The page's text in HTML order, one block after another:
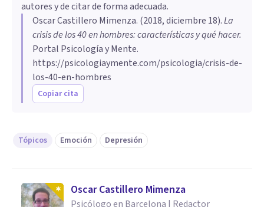
autores y de citar de forma adecuada.
Oscar Castillero Mimenza. (2018, diciembre 18).La
crisis de los 40 en hombres: características y qué hacer.
Portal Psicología y Mente.
https://psicologiaymente.com/psicologia/crisis-de-
los-40-en-hombres
Copiar cita
Tópicos Emoción Depresión
Oscar Castillero Mimenza
Psicólogo en Barcelona | Redactor